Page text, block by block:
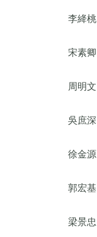
李絳桃
宋素卿
周明文
吳庶深
徐金源
郭宏基
梁景忠